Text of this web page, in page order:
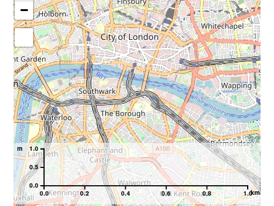
−
0.0 0.2 0.4 0.6 0.8 1.0km
0.0
0.5
1.0
m